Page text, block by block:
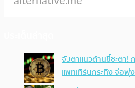
จับตาแนวต้านชี้ชะตา!
แพทเทิร์นกระทิง จ่อพุ่